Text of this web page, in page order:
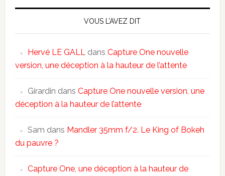
VOUS L’AVEZ DIT
Hervé LE GALL dans Capture One nouvelle
version, une déception à la hauteur de l’attente
Girardin dans Capture One nouvelle version, une
déception à la hauteur de l’attente
Sam dans Mandler 35mm f/2. Le King of Bokeh
du pauvre ?
Capture One, une déception à la hauteur de